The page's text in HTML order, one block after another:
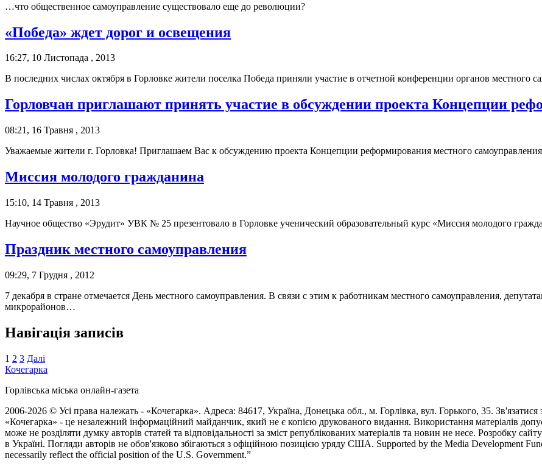
…что общественное самоуправление существовало еще до революции?
«Победа» ждет дорог и освещения
16:27, 10 Листопада , 2013
В последних числах октября в Горловке жители поселка Победа приняли участие в отчетной конференции органов местного
Горловчан приглашают принять участие в обсуждении проекта Концепции
08:21, 16 Травня , 2013
Уважаемые жители г. Горловка! Приглашаем Вас к обсуждению проекта Концепции реформирования местного
Миссия молодого гражданина
15:10, 14 Травня , 2013
Научное общество «Эрудит» УВК № 25 презентовало в Горловке ученический образовательный курс «Миссия молодого
Праздник местного самоуправления
09:29, 7 Грудня , 2012
7 декабря в стране отмечается День местного самоуправления. В связи с этим к работникам местного самоуправления,
микрорайонов…
Навігація записів
1 2 3 Далі
Кочегарка
Горлівська міська онлайн-газета
2006-2026 © Усі права належать - «Кочегарка». Адреса: 84617, Україна, Донецька обл., м. Горлівка, вул. Горького, 35.
«Кочегарка» - це незалежний інформаційний майданчик, який не є копією друкованого видання. Використання матеріалів
може не розділяти думку авторів статей та відповідальності за зміст републікованих матеріалів та новин не несе. Розробку
в Україні. Погляди авторів не обов'язково збігаються з офіційною позицією уряду США. Supported by the Media Development
necessarily reflect the official position of the U.S. Government.”